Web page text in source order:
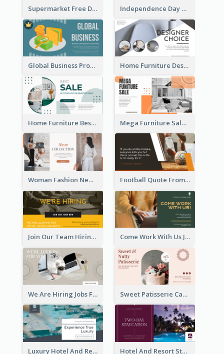
Supermarket Free Delivery Facebook Ad Independence Day Sale Facebook Ad
Global Business Promotional Facebook Ad (With Illustration) Home Furniture Design Store Facebook Ad
Home Furniture Best Sale Facebook Ad Mega Furniture Sale Facebook Ad
Woman Fashion New Collection Facebook Ad Football Quote From Football Legends Facebook Ad
Join Our Team Hiring Job Facebook Ad Come Work With Us Job Hiring Facebook Ad
We Are Hiring Jobs Facebook Ad Sweet Patisserie Cake Promotion Facebook Ad
Luxury Hotel And Resort Booking Facebook Ad Hotel And Resort Staycation Promotion Facebook Ad